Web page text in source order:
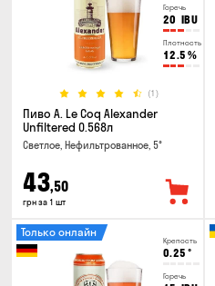
Горечь
20 IBU
Плотность
12.5 %
(1)
Пиво A. Le Coq Alexander
Unfiltered 0.568л
Светлое, Нефильтрованное, 5°
43,50
грн за 1 шт
Крепость
0.25 °
Горечь
Только онлайн